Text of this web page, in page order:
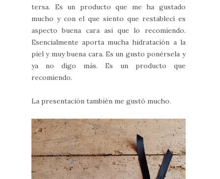
tersa. Es un producto que me ha gustado
mucho y con el que siento que restablecí es
aspecto buena cara asi que lo recomiendo.
Esencialmente aporta mucha hidratación a la
piel y muy buena cara. Es un gusto ponérsela y
ya no digo más. Es un producto que
recomiendo.
La presentación también me gustó mucho.